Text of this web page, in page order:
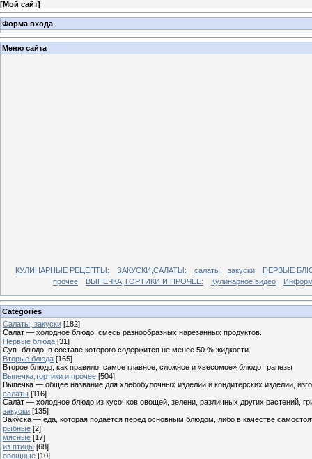
[Мой сайт]
Форма входа
Меню сайта
КУЛИНАРНЫЕ РЕЦЕПТЫ: ЗАКУСКИ,САЛАТЫ: салаты закуски
ПЕРВЫЕ
прочее
ВЫПЕЧКА,ТОРТИКИ И ПРОЧЕЕ: Кулинарное видео
Categories
Cалаты, закуски [182]
Салат — холодное блюдо, смесь разнообразных нарезанных продуктов.
Первые блюда [31]
Суп- блюдо, в составе которого содержится не менее 50 % жидкости
Вторые блюда [165]
Второе блюдо, как правило, самое главное, сложное и «весомое» блюдо трапезы
Выпечка,тортики и прочее [504]
Выпечка — общее название для хлебобулочных изделий и кондитерских изделий,
салаты [116]
Сала́т — холодное блюдо из кусочков овощей, зелени, различных других растений,
закуски [135]
Заку́ска — еда, которая подаётся перед основным блюдом, либо в качестве
рыбные [2]
мясные [17]
из птицы [68]
овощные [10]